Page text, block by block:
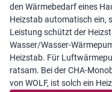
den Wärmebedarf eines
Heizstab automatisch ein,
Leistung schützt der
Wasser/Wasser-
Heizstab. Für
ratsam. Bei der CHA-
von WOLF, ist solch ein